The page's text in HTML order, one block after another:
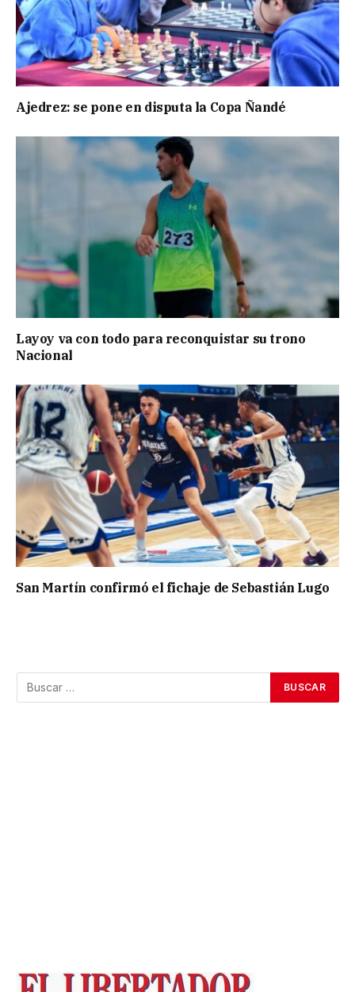
Ajedrez: se pone en disputa la Copa Ñandé
Layoy va con todo para reconquistar su trono
Nacional
San Martín confirmó el fichaje de Sebastián Lugo